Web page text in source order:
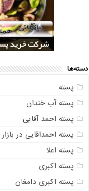
خرید کلی
شرکت خرید
قیمت تولید
مراکز خريد
شرکت خرید
دسته‌ها
پسته
پسته آب خندان
پسته احمد آقایی
پسته احمداقایی در بازار
پسته اعلا
پسته اکبری
پسته اکبری دامغان